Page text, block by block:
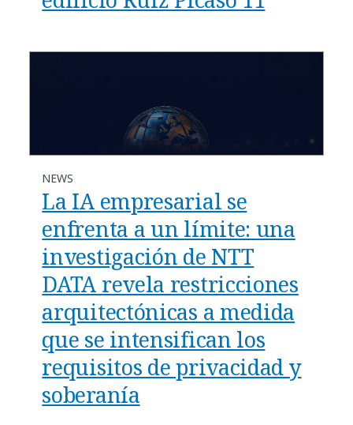
NEWS
La IA empresarial se
enfrenta a un límite: una
investigación de NTT
DATA revela restricciones
arquitectónicas a medida
que se intensifican los
requisitos de privacidad y
soberanía